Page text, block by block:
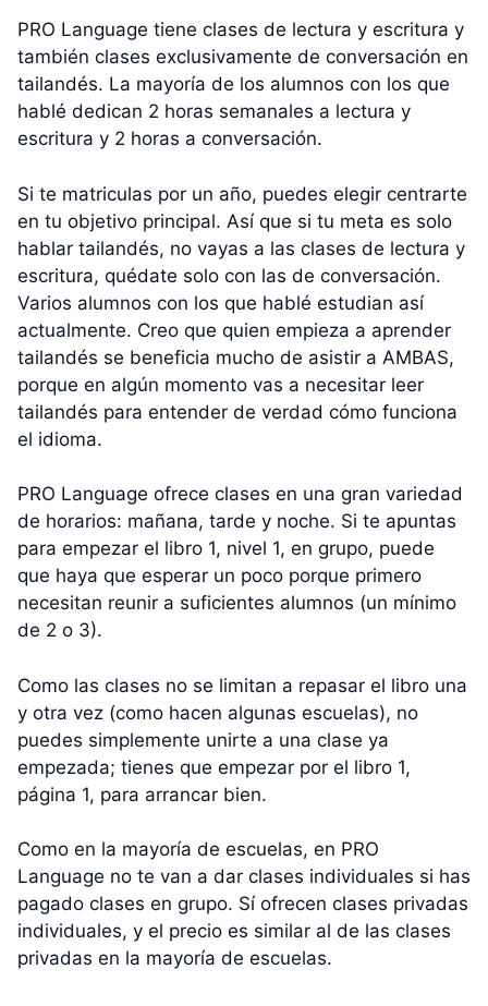
PRO Language tiene clases de lectura y escritura y
también clases exclusivamente de conversación en
tailandés. La mayoría de los alumnos con los que
hablé dedican 2 horas semanales a lectura y
escritura y 2 horas a conversación.
Si te matriculas por un año, puedes elegir centrarte
en tu objetivo principal. Así que si tu meta es solo
hablar tailandés, no vayas a las clases de lectura y
escritura, quédate solo con las de conversación.
Varios alumnos con los que hablé estudian así
actualmente. Creo que quien empieza a aprender
tailandés se beneficia mucho de asistir a AMBAS,
porque en algún momento vas a necesitar leer
tailandés para entender de verdad cómo funciona
el idioma.
PRO Language ofrece clases en una gran variedad
de horarios: mañana, tarde y noche. Si te apuntas
para empezar el libro 1, nivel 1, en grupo, puede
que haya que esperar un poco porque primero
necesitan reunir a suficientes alumnos (un mínimo
de 2 o 3).
Como las clases no se limitan a repasar el libro una
y otra vez (como hacen algunas escuelas), no
puedes simplemente unirte a una clase ya
empezada; tienes que empezar por el libro 1,
página 1, para arrancar bien.
Como en la mayoría de escuelas, en PRO
Language no te van a dar clases individuales si has
pagado clases en grupo. Sí ofrecen clases privadas
individuales, y el precio es similar al de las clases
privadas en la mayoría de escuelas.